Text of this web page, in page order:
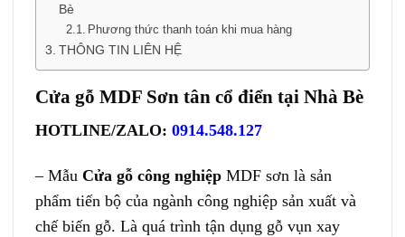
Bè
Phương thức thanh toán khi mua hàng
THÔNG TIN LIÊN HỆ
Cửa gỗ MDF Sơn tân cổ điển tại Nhà Bè
HOTLINE/ZALO: 0914.548.127
– Mẫu Cửa gỗ công nghiệp MDF sơn là sản
phẩm tiến bộ của ngành công nghiệp sản xuất và
chế biến gỗ. Là quá trình tận dụng gỗ vụn xay